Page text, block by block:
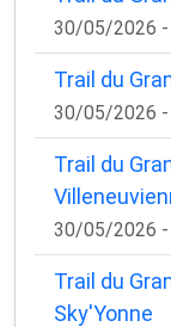
30/05/2026 -
Trail du
30/05/2026 -
Trail du
30/05/2026 -
Trail du
Sky'Yonne